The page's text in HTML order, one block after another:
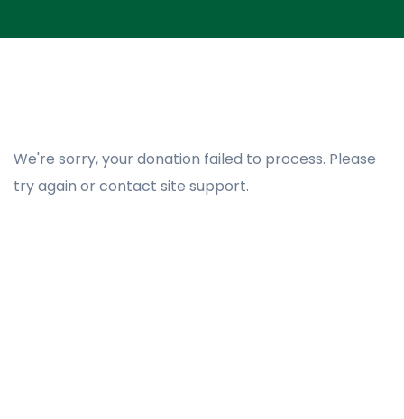
We're sorry, your donation failed to process. Please
try again or contact site support.